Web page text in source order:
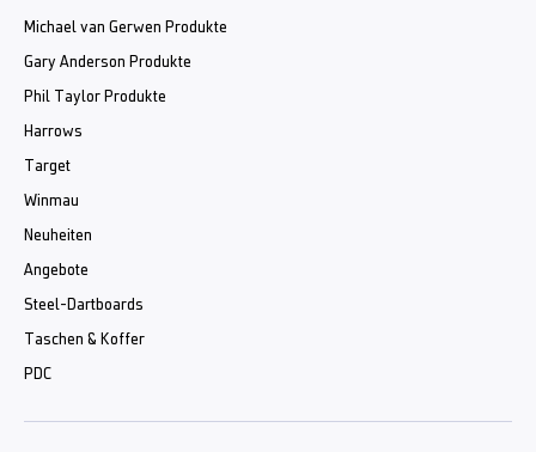
Michael van Gerwen Produkte
Gary Anderson Produkte
Phil Taylor Produkte
Harrows
Target
Winmau
Neuheiten
Angebote
Steel-Dartboards
Taschen & Koffer
PDC